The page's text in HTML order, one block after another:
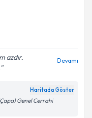
randevu takvimi
randevu almanız
posta ile
ilişkinAydınlatma
azdır.
Devamı
Haritada Göster
Genel Cerrahi